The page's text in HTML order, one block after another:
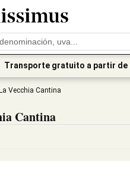
Transporte gratuito a partir de
La Vecchia Cantina
Cantina